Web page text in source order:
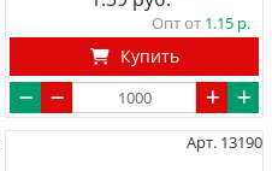
Опт от 1.15
Купить
Арт. 13190